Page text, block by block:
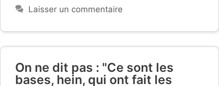
Laisser un commentaire
On ne dit pas : "Ce sont les
bases, hein, qui ont fait les